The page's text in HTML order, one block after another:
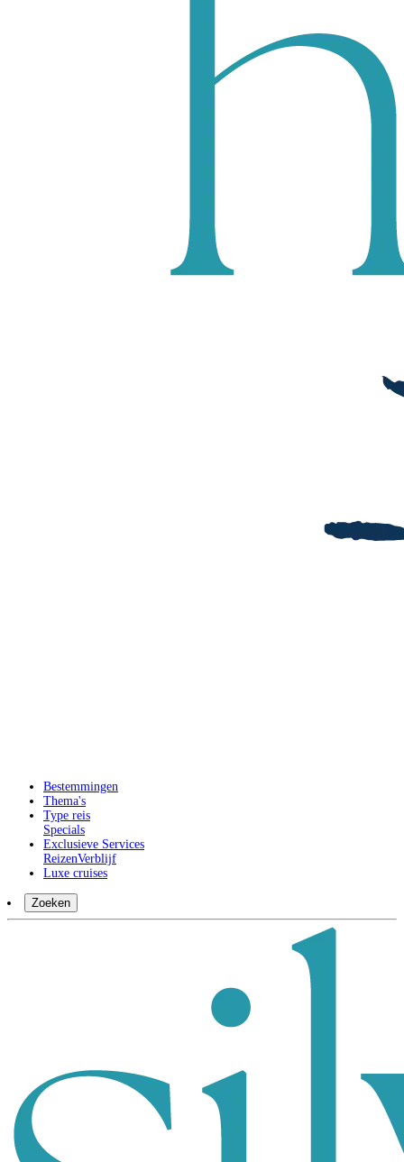
Bestemmingen
Thema's
Type reis
Specials
Exclusieve Services
ReizenVerblijf
Luxe cruises
Zoeken